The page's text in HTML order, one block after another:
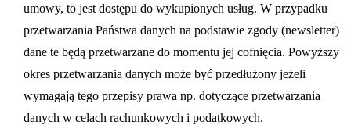
umowy, to jest dostępu do wykupionych usług. W przypadku
przetwarzania Państwa danych na podstawie zgody (newsletter)
dane te będą przetwarzane do momentu jej cofnięcia. Powyższy
okres przetwarzania danych może być przedłużony jeżeli
wymagają tego przepisy prawa np. dotyczące przetwarzania
danych w celach rachunkowych i podatkowych.